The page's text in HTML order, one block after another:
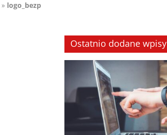
» logo_bezp
Ostatnio dodane wpisy